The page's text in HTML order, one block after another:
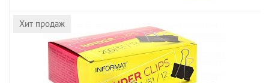
Хит продаж